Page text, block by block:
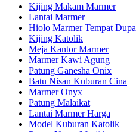
Kijing Makam Marmer
Lantai Marmer
Hiolo Marmer Tempat Dupa
Kijing Katolik
Meja Kantor Marmer
Marmer Kawi Agung
Patung Ganesha Onix
Batu Nisan Kuburan Cina
Marmer Onyx
Patung Malaikat
Lantai Marmer Harga
Model Kuburan Katolik